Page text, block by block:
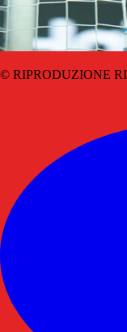
© RIPRODUZIONE